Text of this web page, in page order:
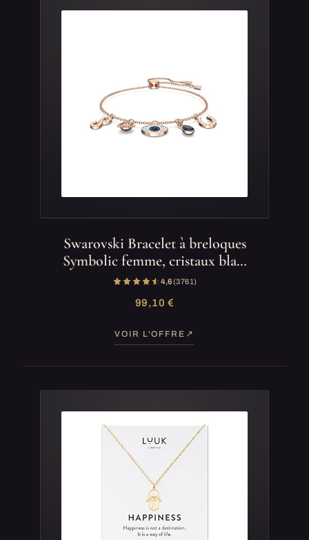
Swarovski Bracelet à breloques
Symbolic femme, cristaux bla…
4,6(3 761)
99,10 €
VOIR L'OFFRE